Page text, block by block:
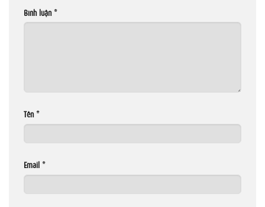
Bình luận *
Tên *
Email *